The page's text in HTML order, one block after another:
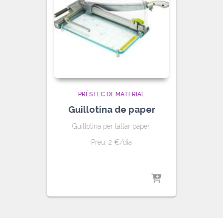
PRÉSTEC DE MATERIAL
Guillotina de paper
Guillotina per tallar paper.
Preu: 2 €/dia